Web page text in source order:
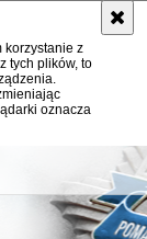
korzystanie z
tych plików, to
oznacza